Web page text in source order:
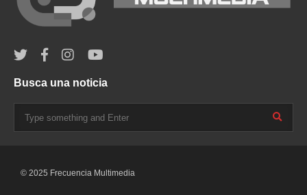
Busca una noticia
© 2025 Frecuencia Multimedia